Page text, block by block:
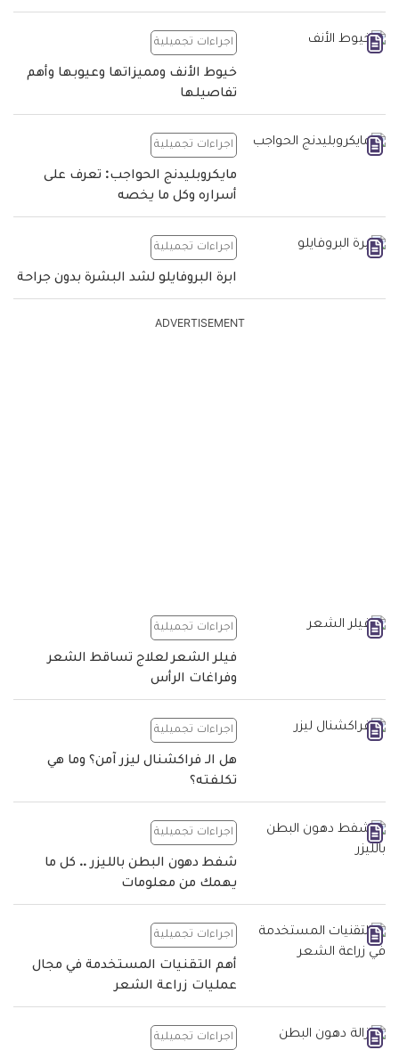
اجراءات تجميلية
خيوط الأنف ومميزاتها وعيوبها وأهم
تفاصيلها
اجراءات تجميلية
مايكروبليدنج الحواجب: تعرف على
أسراره وكل ما يخصه
اجراءات تجميلية
ابرة البروفايلو لشد البشرة بدون جراحة
ADVERTISEMENT
اجراءات تجميلية
فيلر الشعر لعلاج تساقط الشعر
وفراغات الرأس
اجراءات تجميلية
هل الـ فراكشنال ليزر آمن؟ وما هي
تكلفته؟
اجراءات تجميلية
شفط دهون البطن بالليزر .. كل ما
يهمك من معلومات
اجراءات تجميلية
أهم التقنيات المستخدمة في مجال
عمليات زراعة الشعر
اجراءات تجميلية